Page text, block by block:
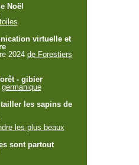
Noël
virtuelle et
2024 de Forestiers
- gibier
germanique
les sapins de
les plus beaux
sont partout